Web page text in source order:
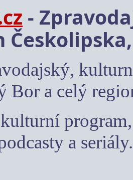
-
Bor a celý
a seriály.